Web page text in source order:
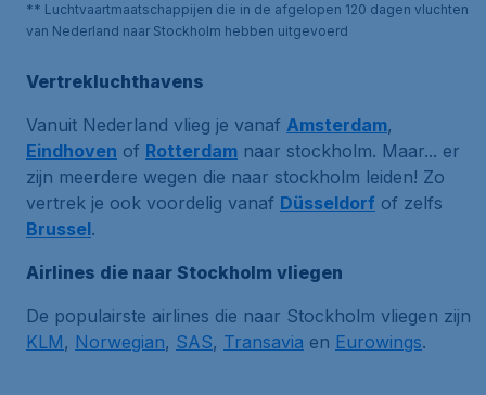
** Luchtvaartmaatschappijen die in de afgelopen 120 dagen vluchten
van Nederland naar Stockholm hebben uitgevoerd
Vertrekluchthavens
Vanuit Nederland vlieg je vanaf Amsterdam,
Eindhoven of Rotterdam naar stockholm. Maar... er
zijn meerdere wegen die naar stockholm leiden! Zo
vertrek je ook voordelig vanaf Düsseldorf of zelfs
Brussel.
Airlines die naar Stockholm vliegen
De populairste airlines die naar Stockholm vliegen zijn
KLM, Norwegian, SAS, Transavia en Eurowings.